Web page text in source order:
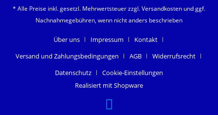
* Alle Preise inkl. gesetzl. Mehrwertsteuer zzgl.Versandkosten und ggf.
Nachnahmegebühren, wenn nicht anders beschrieben
Über uns Impressum
Kontakt
Versand und Zahlungsbedingungen
AGB
Widerrufsrecht
Datenschutz
Cookie-Einstellungen
Realisiert mit Shopware